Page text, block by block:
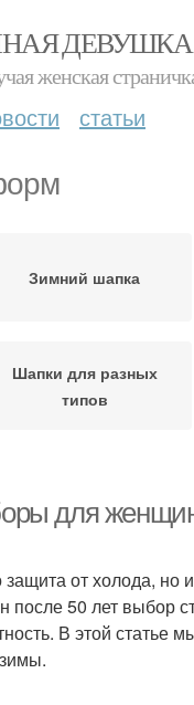
ДЕВУШКА
женская
статьи
Зимний шапка
Шапки для разных
типов
для
от холода, но
50 лет выбор
В этой